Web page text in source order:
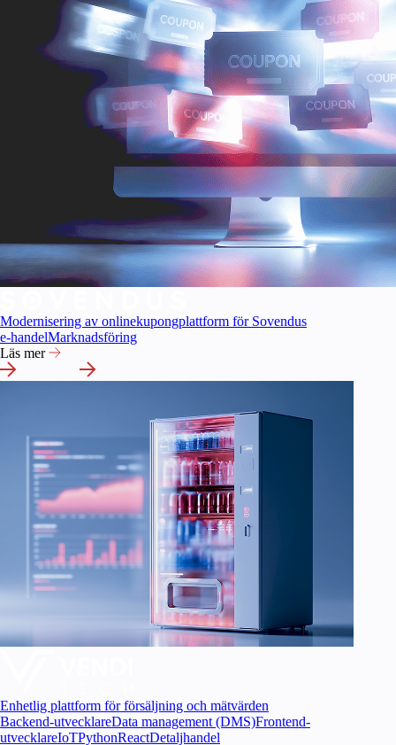
Modernisering av onlinekupongplattform för Sovendus
e‑handelMarknadsföring
Läs mer
Enhetlig plattform för försäljning och mätvärden
Backend-utvecklareData management (DMS)Frontend-
utvecklareIoTPythonReactDetaljhandel